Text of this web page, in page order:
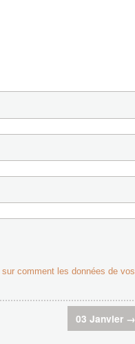
comment les données de vos
03 Janvier →